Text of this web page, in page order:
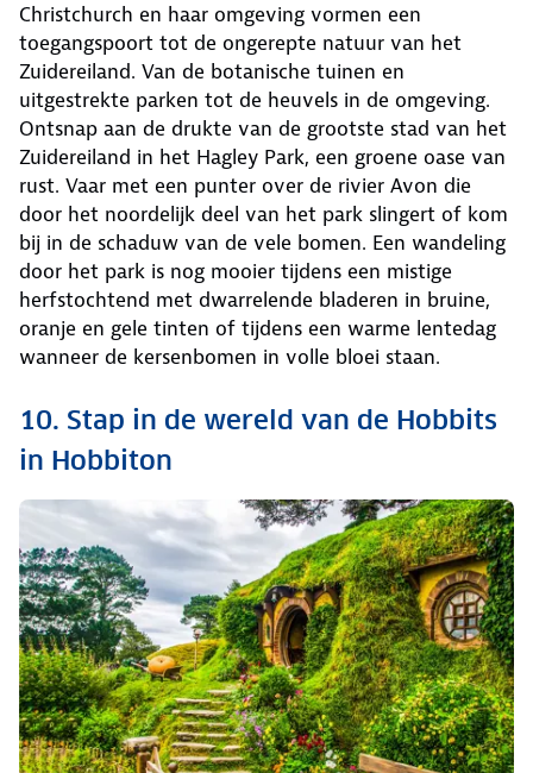
Christchurch en haar omgeving vormen een
toegangspoort tot de ongerepte natuur van het
Zuidereiland. Van de botanische tuinen en
uitgestrekte parken tot de heuvels in de omgeving.
Ontsnap aan de drukte van de grootste stad van het
Zuidereiland in het Hagley Park, een groene oase van
rust. Vaar met een punter over de rivier Avon die
door het noordelijk deel van het park slingert of kom
bij in de schaduw van de vele bomen. Een wandeling
door het park is nog mooier tijdens een mistige
herfstochtend met dwarrelende bladeren in bruine,
oranje en gele tinten of tijdens een warme lentedag
wanneer de kersenbomen in volle bloei staan.
10. Stap in de wereld van de Hobbits
in Hobbiton